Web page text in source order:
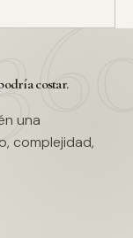
costar.
una
complejidad,